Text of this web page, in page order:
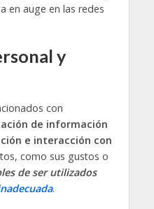
en auge en las redes
y
con
de información
e interacción con
como sus gustos o
de ser utilizados
.